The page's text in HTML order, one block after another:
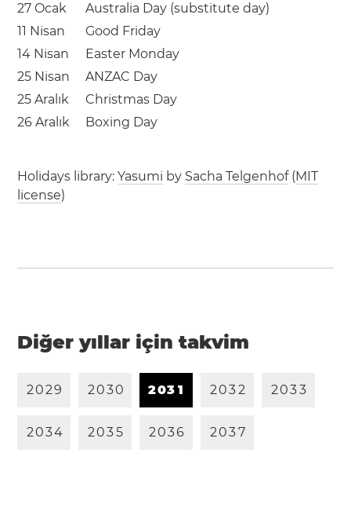
27 Ocak
Australia Day (substitute day)
11 Nisan
Good Friday
14 Nisan
Easter Monday
25 Nisan
ANZAC Day
25 Aralık
Christmas Day
26 Aralık
Boxing Day
Holidays library:Yasumi by Sacha Telgenhof(MIT
license)
Diğer yıllar için takvim
2029 2030 203 1 2032 2033
2034 2035 2036 2037